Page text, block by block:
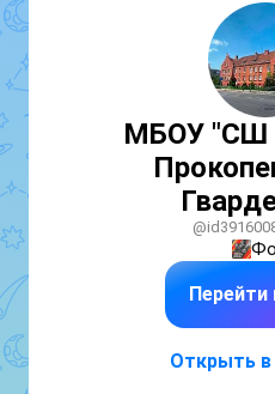
МБОУ "СШ
Перейти
Открыть в